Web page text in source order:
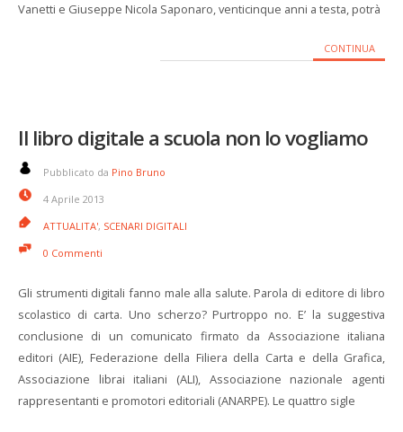
Vanetti e Giuseppe Nicola Saponaro, venticinque anni a testa, potrà
CONTINUA
Il libro digitale a scuola non lo vogliamo
Pubblicato da Pino Bruno
4 Aprile 2013
ATTUALITA', SCENARI DIGITALI
0 Commenti
Gli strumenti digitali fanno male alla salute. Parola di editore di libro
scolastico di carta. Uno scherzo? Purtroppo no. E’ la suggestiva
conclusione di un comunicato firmato da Associazione italiana
editori (AIE), Federazione della Filiera della Carta e della Grafica,
Associazione librai italiani (ALI), Associazione nazionale agenti
rappresentanti e promotori editoriali (ANARPE). Le quattro sigle